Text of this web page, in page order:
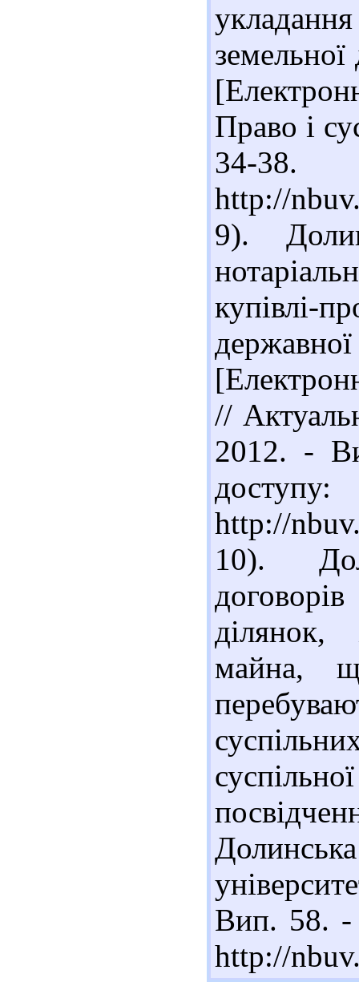
Право і
34-
http://
9).
купівлі-
//
2012. -
доступу:
http://
10).
ділянок,
майна,
Вип. 58. -
http://